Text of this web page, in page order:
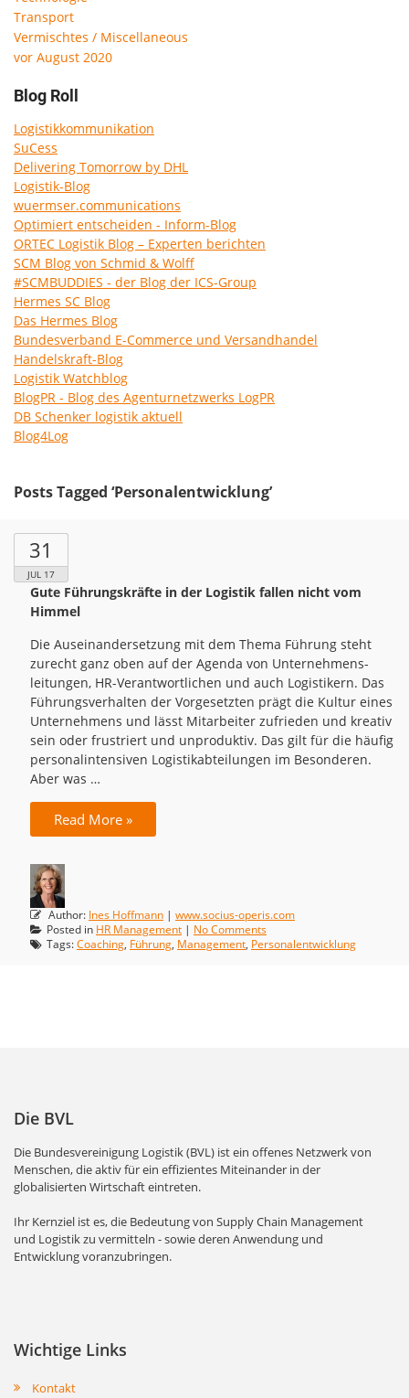
Transport
Vermischtes / Miscellaneous
vor August 2020
Blog Roll
Logistikkommunikation
SuCess
Delivering Tomorrow by DHL
Logistik-Blog
wuermser.communications
Optimiert entscheiden - Inform-Blog
ORTEC Logistik Blog – Experten berichten
SCM Blog von Schmid & Wolff
#SCMBUDDIES - der Blog der ICS-Group
Hermes SC Blog
Das Hermes Blog
Bundesverband E-Commerce und Versandhandel
Handelskraft-Blog
Logistik Watchblog
BlogPR - Blog des Agenturnetzwerks LogPR
DB Schenker logistik aktuell
Blog4Log
Posts Tagged ‘Personalentwicklung’
31
JUL 17
Gute Führungskräfte in der Logistik fallen nicht vom
Himmel
Die Auseinandersetzung mit dem Thema Führung steht
zurecht ganz oben auf der Agenda von Unternehmens-
leitungen, HR-Verantwortlichen und auch Logistikern. Das
Führungsverhalten der Vorgesetzten prägt die Kultur eines
Unternehmens und lässt Mitarbeiter zufrieden und kreativ
sein oder frustriert und unproduktiv. Das gilt für die häufig
personalintensiven Logistikabteilungen im Besonderen.
Aber was …
Read More »
Author: Ines Hoffmann | www.socius-operis.com
Posted in HR Management | No Comments
Tags:Coaching, Führung, Management, Personalentwicklung
Die BVL
Die Bundesvereinigung Logistik (BVL) ist ein offenes Netzwerk von
Menschen, die aktiv für ein effizientes Miteinander in der
globalisierten Wirtschaft eintreten.
Ihr Kernziel ist es, die Bedeutung von Supply Chain Management
und Logistik zu vermitteln - sowie deren Anwendung und
Entwicklung voranzubringen.
Wichtige Links
Kontakt